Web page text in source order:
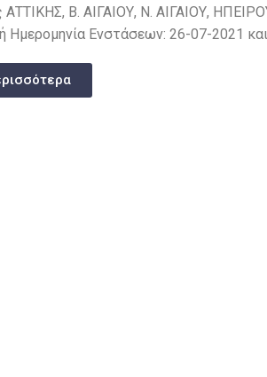
ΑΤΤΙΚΗΣ, Β. ΑΙΓΑΙΟΥ, Ν. ΑΙΓΑΙΟΥ,
Ημερομηνία Ενστάσεων: 26-07-2021